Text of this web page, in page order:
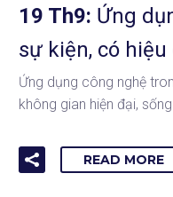
19 Th9: Ứng
sự kiện, có
Ứng dụng công nghệ
không gian hiện đại,
READ MORE